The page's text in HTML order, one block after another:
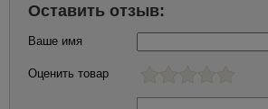
Оставить отзыв:
Ваше имя
Оценить товар